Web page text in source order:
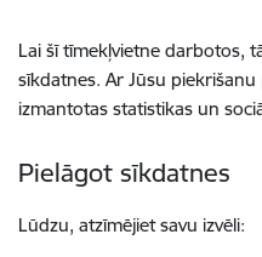
Lai šī tīmekļvietne darbotos,
sīkdatnes. Ar Jūsu
izmantotas statistikas un
Pielāgot sīkdatnes
Lūdzu, atzīmējiet savu izvēli: